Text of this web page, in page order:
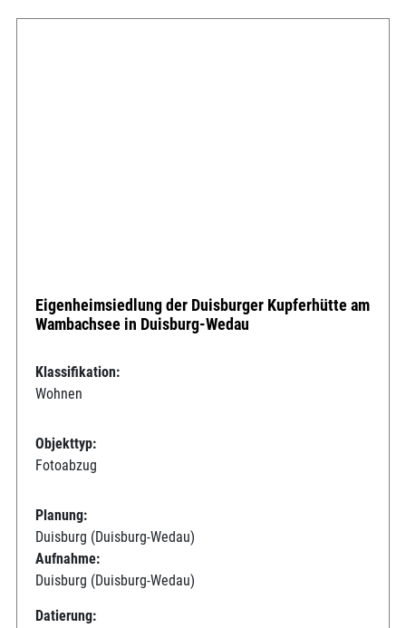
Eigenheimsiedlung der Duisburger Kupferhütte am
Wambachsee in Duisburg-Wedau
Klassifikation:
Wohnen
Objekttyp:
Fotoabzug
Planung:
Duisburg (Duisburg-Wedau)
Aufnahme:
Duisburg (Duisburg-Wedau)
Datierung: